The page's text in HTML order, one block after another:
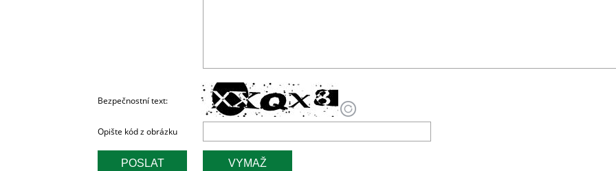
Bezpečnostní text:
Opište kód z obrázku